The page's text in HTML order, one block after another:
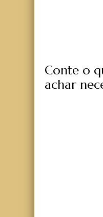
Conte o
achar